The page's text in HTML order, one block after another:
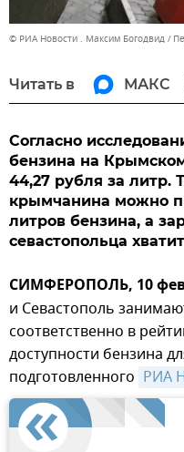
© РИА Новости . Максим Богодвид
Читать в МАКС
Согласно
бензина на
44,27 рубля за литр.
крымчанина можно
литров бензина, а
севастопольца
СИМФЕРОПОЛЬ, 10
и Севастополь
соответственно в
доступности бензина
подготовленного РИА